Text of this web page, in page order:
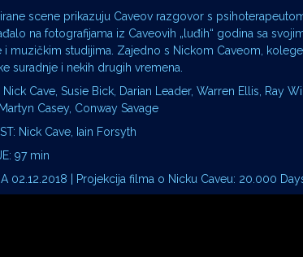
scene prikazuju Caveov razgovor s
na fotografijama iz Caveovih „luđih“ godina sa
i muzičkim studijima. Zajedno s Nickom Caveom,
suradnje i nekih drugih vremena.
Nick Cave, Susie Bick, Darian Leader, Warren Ellis, Ray
Casey, Conway Savage
Nick Cave, Iain Forsyth
97 min
02.12.2018 | Projekcija filma o Nicku Caveu: 20.000